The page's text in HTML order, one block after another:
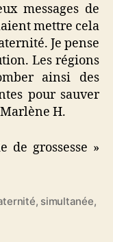
messages de
mettre cela
Je pense
Les régions
ainsi des
pour sauver
H.
de grossesse »
, simultanée,